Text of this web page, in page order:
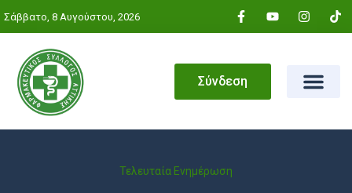
Σάββατο, 8 Αυγούστου, 2026
Σύνδεση
Τελευταία Ενημέρωση